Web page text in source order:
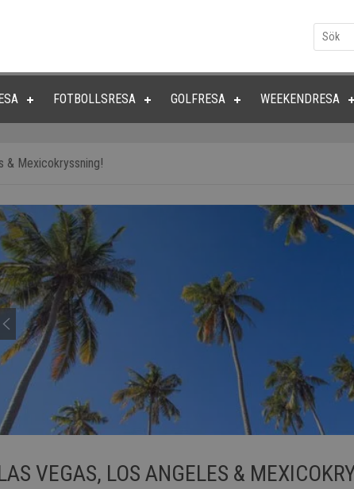
FOTBOLLSRESA GOLFRESA WEEKENDRESA
& Mexicokryssning!
VEGAS, LOS ANGELES &